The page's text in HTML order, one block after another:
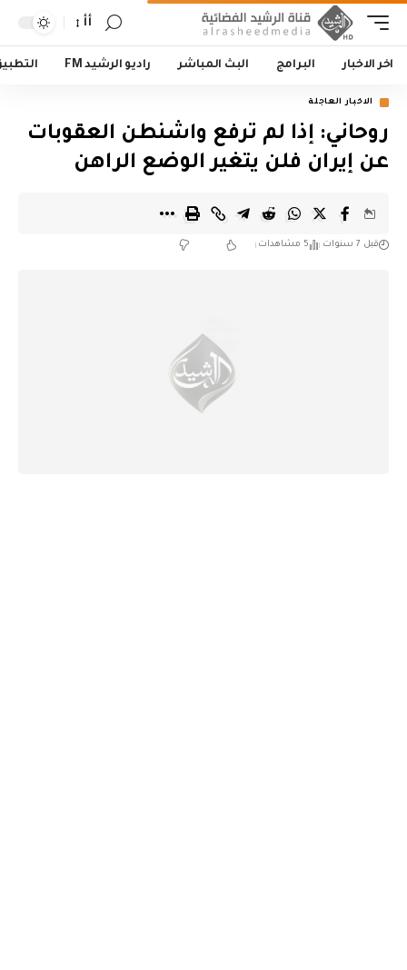
أأ
اخر الاخبار البرامج البث المباشر راديو الرشيد FM
الاخبار العاجلة
روحاني: إذا لم ترفع واشنطن العقوبات
عن إيران فلن يتغير الوضع الراهن
قبل 7 سنوات 5 مشاهدات